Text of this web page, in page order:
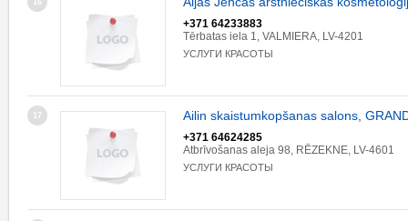
16
+371 64233883
Tērbatas iela 1, VALMIERA, LV-4201
УСЛУГИ КРАСОТЫ
17 Ailin skaistumkopšanas salons,
+371 64624285
Atbrīvošanas aleja 98, RĒZEKNE, LV-4601
УСЛУГИ КРАСОТЫ